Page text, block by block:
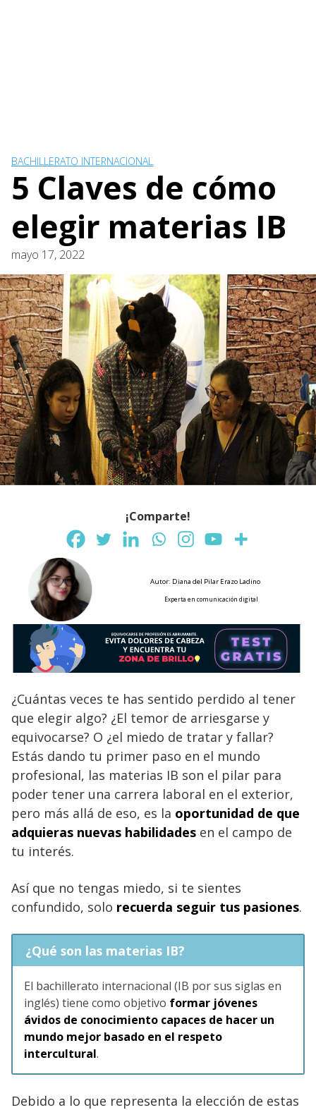
BACHILLERATO INTERNACIONAL
5 Claves de cómo
elegir materias IB
mayo 17, 2022
¡Comparte!
Autor: Diana del Pilar Erazo Ladino
Experta en comunicación digital
¿Cuántas veces te has sentido perdido al tener
que elegir algo? ¿El temor de arriesgarse y
equivocarse? O ¿el miedo de tratar y fallar?
Estás dando tu primer paso en el mundo
profesional, las materias IB son el pilar para
poder tener una carrera laboral en el exterior,
pero más allá de eso, es la oportunidad de que
adquieras nuevas habilidades en el campo de
tu interés.
Así que no tengas miedo, si te sientes
confundido, solo recuerda seguir tus pasiones.
¿Qué son las materias IB?
El bachillerato internacional (IB por sus siglas en
inglés) tiene como objetivo formar jóvenes
ávidos de conocimiento capaces de hacer un
mundo mejor basado en el respeto
intercultural.
Debido a lo que representa la elección de estas